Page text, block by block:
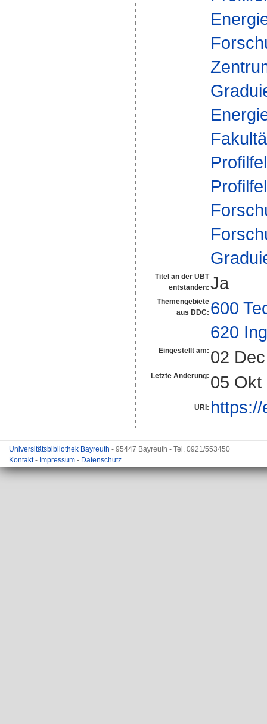
Titel an der UBT
entstanden: Ja
Themengebiete
aus DDC: 600
620
Eingestellt am: 02
Letzte Änderung: 05 Okt
URI:
Universitätsbibliothek Bayreuth - 95447 Bayreuth - Tel. 0921/553450
Kontakt- Impressum - Datenschutz